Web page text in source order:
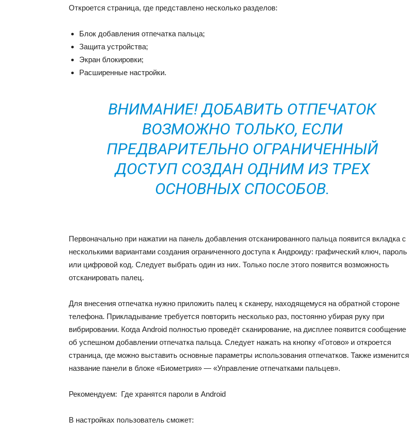
Откроется страница, где представлено несколько разделов:
Блок добавления отпечатка пальца;
Защита устройства;
Экран блокировки;
Расширенные настройки.
ВНИМАНИЕ! ДОБАВИТЬ ОТПЕЧАТОК
ВОЗМОЖНО ТОЛЬКО, ЕСЛИ
ПРЕДВАРИТЕЛЬНО ОГРАНИЧЕННЫЙ
ДОСТУП СОЗДАН ОДНИМ ИЗ ТРЕХ
ОСНОВНЫХ СПОСОБОВ.
Первоначально при нажатии на панель добавления отсканированного пальца появится вкладка с
несколькими вариантами создания ограниченного доступа к Андроиду: графический ключ, пароль
или цифровой код. Следует выбрать один из них. Только после этого появится возможность
отсканировать палец.
Для внесения отпечатка нужно приложить палец к сканеру, находящемуся на обратной стороне
телефона. Прикладывание требуется повторить несколько раз, постоянно убирая руку при
вибрировании. Когда Android полностью проведёт сканирование, на дисплее появится сообщение
об успешном добавлении отпечатка пальца. Следует нажать на кнопку «Готово» и откроется
страница, где можно выставить основные параметры использования отпечатков. Также изменится
название панели в блоке «Биометрия» — «Управление отпечатками пальцев».
Рекомендуем: Где хранятся пароли в Android
В настройках пользователь сможет: